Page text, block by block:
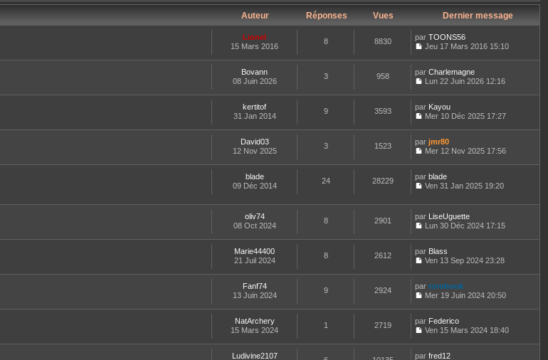
t
e
d
e
r
n
e
r
m
s
a
n
u
l
r
l
e
r
n
i
r
m
e
s
s
Auteur Réponses Vues Dernier message
Lionel
15 Mars 2016
8 8830 par TOONS56
o
n
s
t
e
e
d
e
r
n
m
e
s
a
e
Jeu 17 Mars 2016 15:10
Bovann
08 Juin 2026
3 958 par Charlemagne
o
n
s
t
e
e
d
n
m
e
s
a
g
e
Lun 22 Juin 2026 12:16
kertitof
31 Jan 2014
9 3593 par Kayou
o
n
s
t
e
l
e
d
n
m
e
s
a
e
Mer 10 Déc 2025 17:27
David03
12 Nov 2025
3 1523 par jmr80
o
n
s
l
t
e
l
e
d
n
m
e
s
Mer 12 Nov 2025 17:56
blade
09 Déc 2014
24 28229 par blade
s
u
l
t
e
l
e
d
n
Ven 31 Jan 2025 19:20
oliv74
08 Oct 2024
8 2901 par LiseUguette
o
n
s
t
e
e
d
e
r
Lun 30 Déc 2024 17:15
Marie44400
21 Juil 2024
8 2612 par Blass
o
n
s
t
e
Ven 13 Sep 2024 23:28
Fanf74
13 Juin 2024
9 2924 par torobouk
o
n
s
t
Mer 19 Juin 2024 20:50
NatArchery
15 Mars 2024
1 2719 par Federico
o
n
Ven 15 Mars 2024 18:40
Ludivine2107 par fred12